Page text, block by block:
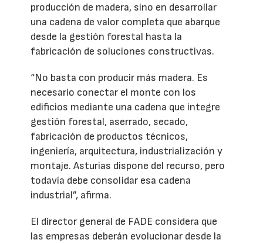
producción de madera, sino en desarrollar
una cadena de valor completa que abarque
desde la gestión forestal hasta la
fabricación de soluciones constructivas.
“No basta con producir más madera. Es
necesario conectar el monte con los
edificios mediante una cadena que integre
gestión forestal, aserrado, secado,
fabricación de productos técnicos,
ingeniería, arquitectura, industrialización y
montaje. Asturias dispone del recurso, pero
todavía debe consolidar esa cadena
industrial”, afirma.
El director general de FADE considera que
las empresas deberán evolucionar desde la